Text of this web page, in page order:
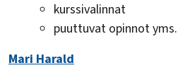
kurssivalinnat
puuttuvat opinnot yms.
Mari Harald